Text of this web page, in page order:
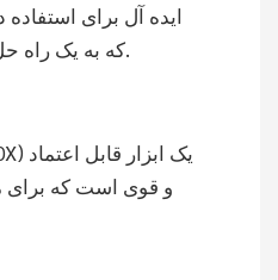
ایده آل برای
که به یک راه حل پمپاژ قابل اعتماد نیاز دارد، ضروری است.
و قوی است که برای